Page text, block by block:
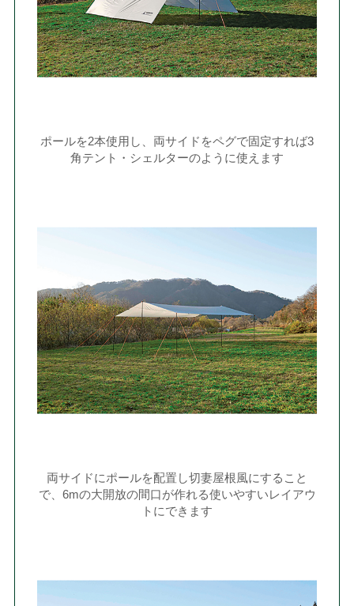
ポールを2本使用し、両サイドをペグで固定すれば3
角テント・シェルターのように使えます
両サイドにポールを配置し切妻屋根風にすること
で、6mの大開放の間口が作れる使いやすいレイアウ
トにできます